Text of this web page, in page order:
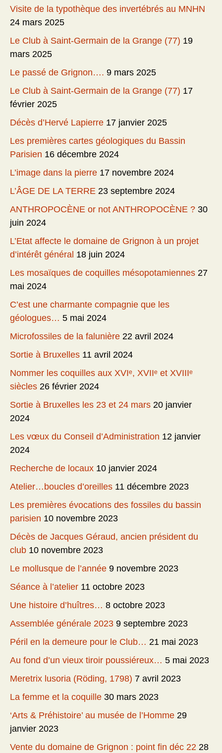
Visite de la typothèque des invertébrés au MNHN
24 mars 2025
Le Club à Saint-Germain de la Grange (77) 19
mars 2025
Le passé de Grignon…. 9 mars 2025
Le Club à Saint-Germain de la Grange (77) 17
février 2025
Décès d’Hervé Lapierre 17 janvier 2025
Les premières cartes géologiques du Bassin
Parisien 16 décembre 2024
L’image dans la pierre 17 novembre 2024
L’ÂGE DE LA TERRE 23 septembre 2024
ANTHROPOCÈNE or not ANTHROPOCÈNE ? 30
juin 2024
L’Etat affecte le domaine de Grignon à un projet
d’intérêt général 18 juin 2024
Les mosaïques de coquilles mésopotamiennes 27
mai 2024
C’est une charmante compagnie que les
géologues… 5 mai 2024
Microfossiles de la falunière 22 avril 2024
Sortie à Bruxelles 11 avril 2024
Nommer les coquilles aux XVIᵉ, XVIIᵉ et XVIIIᵉ
siècles 26 février 2024
Sortie à Bruxelles les 23 et 24 mars 20 janvier
2024
Les vœux du Conseil d’Administration 12 janvier
2024
Recherche de locaux 10 janvier 2024
Atelier…boucles d’oreilles 11 décembre 2023
Les premières évocations des fossiles du bassin
parisien 10 novembre 2023
Décès de Jacques Géraud, ancien président du
club 10 novembre 2023
Le mollusque de l’année 9 novembre 2023
Séance à l’atelier 11 octobre 2023
Une histoire d’huîtres… 8 octobre 2023
Assemblée générale 2023 9 septembre 2023
Péril en la demeure pour le Club… 21 mai 2023
Au fond d’un vieux tiroir poussiéreux… 5 mai 2023
Meretrix lusoria (Röding, 1798) 7 avril 2023
La femme et la coquille 30 mars 2023
‘Arts & Préhistoire’ au musée de l’Homme 29
janvier 2023
Vente du domaine de Grignon : point fin déc 22 28